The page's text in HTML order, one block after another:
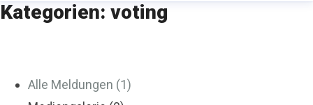
Kategorien: voting
Alle Meldungen (1)